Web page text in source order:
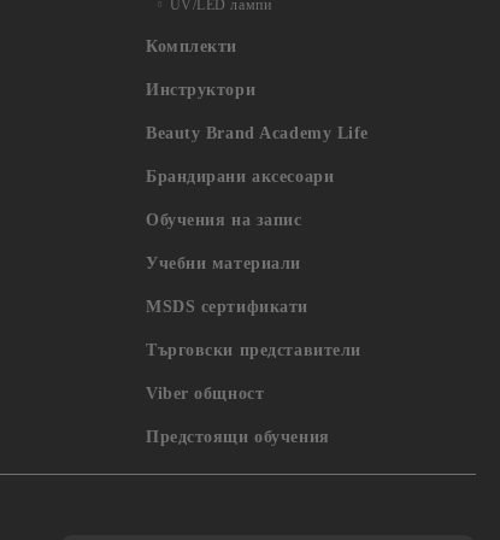
UV/LED лампи
Комплекти
Инструктори
Beauty Brand Academy Life
Брандирани аксесоари
Обучения на запис
Учебни материали
MSDS сертификати
Търговски представители
Viber общност
Предстоящи обучения